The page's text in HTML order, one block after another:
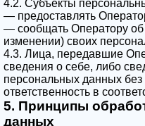
4.2. Субъекты
— предоставлять
— сообщать Оператору об
изменении) своих
4.3. Лица, передавшие
сведения о себе, либо
персональных данных без
ответственность в
5. Принципы
данных